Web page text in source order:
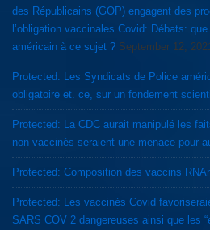
des Républicains (GOP) engagent des
l’obligation vaccinales Covid: Débats:
américain à ce sujet ? September 12, 2021
Protected: Les Syndicats de Police
obligatoire et. ce, sur un fondement
Protected: La CDC aurait manipulé les
non vaccinés seraient une menace pour
Protected: Composition des vaccins
Protected: Les vaccinés Covid favoriseraient l’évolution des mutations
SARS COV 2 dangereuses ainsi que les